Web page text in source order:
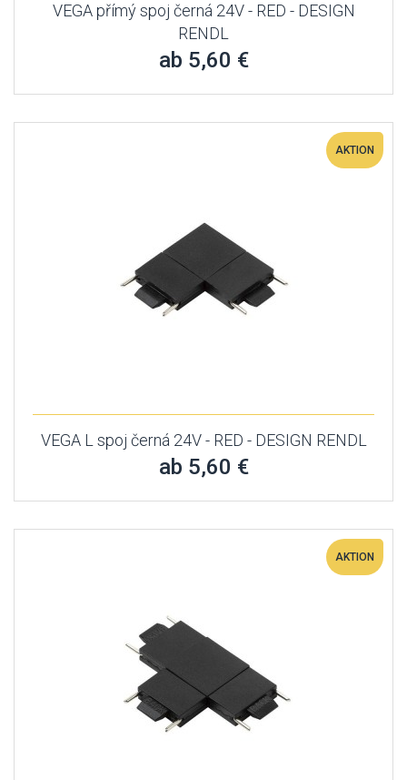
VEGA přímý spoj černá 24V - RED - DESIGN
RENDL
ab 5,60 €
AKTION
VEGA L spoj černá 24V - RED - DESIGN RENDL
ab 5,60 €
AKTION